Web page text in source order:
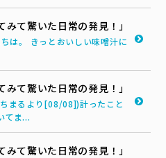
て驚いた日常の発見！」
は。 きっとおいしい味噌汁に
て驚いた日常の発見！」
まるより[08/08])計ったこと
てま...
て驚いた日常の発見！」